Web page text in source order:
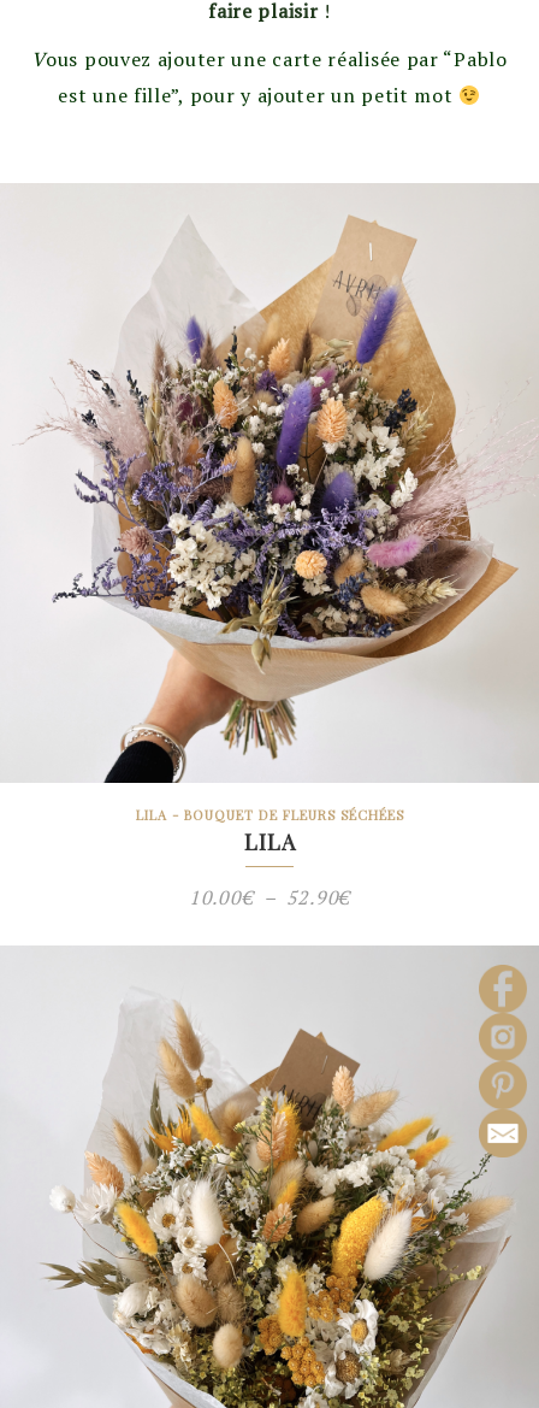
faire plaisir!
Vous pouvez ajouter une carte réalisée par “Pablo
est une fille”, pour y ajouter un petit mot
LILA - BOUQUET DE FLEURS SÉCHÉES
LILA
10.00€ – 52.90€Plage
52.90€